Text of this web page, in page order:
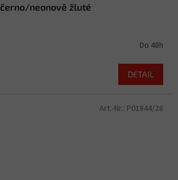
černo/neonově žluté
Do 48h
DETAIL
Art.-Nr.: P01844/28